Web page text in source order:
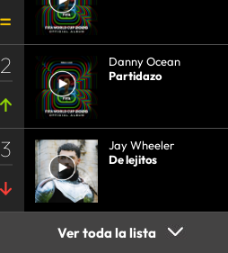
2
Danny Ocean
Partidazo
3
Jay Wheeler
De lejitos
Ver toda la lista